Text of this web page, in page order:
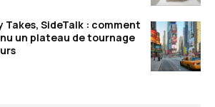
Takes, SideTalk : comment
un plateau de tournage